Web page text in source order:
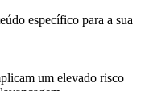
específico para a sua
um elevado risco